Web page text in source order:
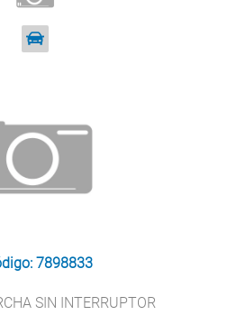
7898833
SIN INTERRUPTOR